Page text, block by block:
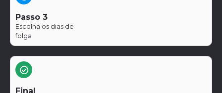
Passo 3
Escolha os dias de
folga
Final